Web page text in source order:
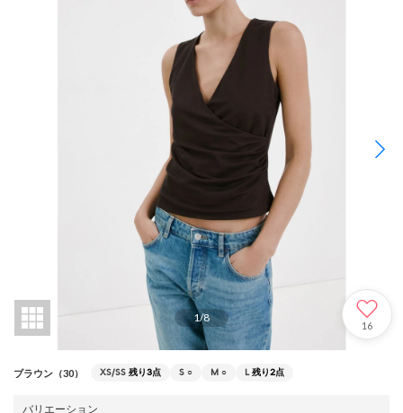
1/8
16
ブラウン（30） XS/SS 残り3点 S ○ M ○ L 残り2点
バリエーション